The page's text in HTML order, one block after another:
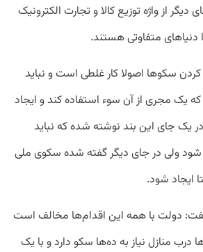
از واژه توزیع کالا و تجارت الکترونیک
متفاوتی هستند.
کردن سکوها اصولا کار غلطی است و نباید
که یک مجری از آن سوء استفاده کند و ایجاد
در یک جای این بند نوشته شده که نباید
ولی در جای دیگر گفته شده سکوی ملی
ایجاد شود.
دولت با همه این اقدام‌ها مخالف است
درب منازل نیاز به ده‌ها سکو دارد و با یک